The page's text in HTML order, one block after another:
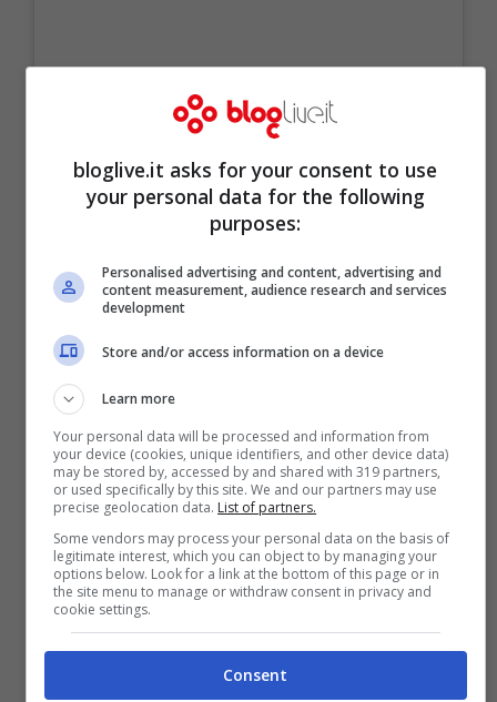
Visualizza questo post su Instagram
bloglive.it asks for your consent to use
your personal data for the following
purposes:
Personalised advertising and content, advertising and
content measurement, audience research and services
development
Store and/or access information on a device
Learn more
Your personal data will be processed and information from
your device (cookies, unique identifiers, and other device data)
may be stored by, accessed by and shared with 319 partners,
or used specifically by this site. We and our partners may use
precise geolocation data. List of partners.
Some vendors may process your personal data on the basis of
legitimate interest, which you can object to by managing your
options below. Look for a link at the bottom of this page or in
the site menu to manage or withdraw consent in privacy and
cookie settings.
Consent